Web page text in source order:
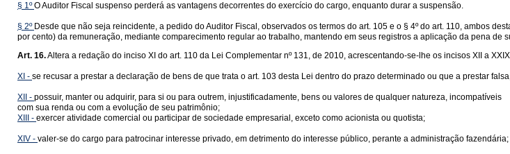
§ 1ºO Auditor Fiscal suspenso perderá as vantagens decorrentes do exercício do cargo, enquanto durar a suspensão.
§ 2º Desde que não seja reincidente, a pedido do Auditor Fiscal, observados os termos do art. 105 e o § 4º do art. 110, ambos
por cento) da remuneração, mediante comparecimento regular ao trabalho, mantendo em seus registros a aplicação da pena de
Art. 16.Altera a redação do inciso XI do art. 110 da Lei Complementar nº 131, de 2010, acrescentando-se-lhe os incisos XII a XXIX
XI - se recusar a prestar a declaração de bens de que trata o art. 103 desta Lei dentro do prazo determinado ou que a prestar
XII - possuir, manter ou adquirir, para si ou para outrem, injustificadamente, bens ou valores de qualquer natureza, incompatíveis
com sua renda ou com a evolução de seu patrimônio;
XIII - exercer atividade comercial ou participar de sociedade empresarial, exceto como acionista ou quotista;
XIV - valer-se do cargo para patrocinar interesse privado, em detrimento do interesse público, perante a administração fazendária;